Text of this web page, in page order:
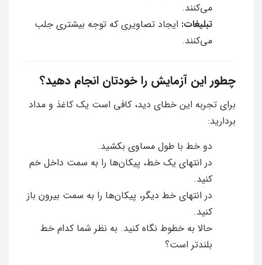
می‌کنند.
تبلیغات: ایجاد تصاویری که توجه بیشتری جلب
می‌کنند.
چطور این آزمایش را خودتان انجام دهید؟
برای تجربه این خطای دید، کافی است یک کاغذ و مداد
بردارید:
دو خط با طول مساوی بکشید.
در انتهای یک خط، پیکان‌ها را به سمت داخل خم
کنید.
در انتهای خط دیگر، پیکان‌ها را به سمت بیرون باز
کنید.
حالا به خطوط نگاه کنید. به نظر شما کدام خط
بلندتر است؟